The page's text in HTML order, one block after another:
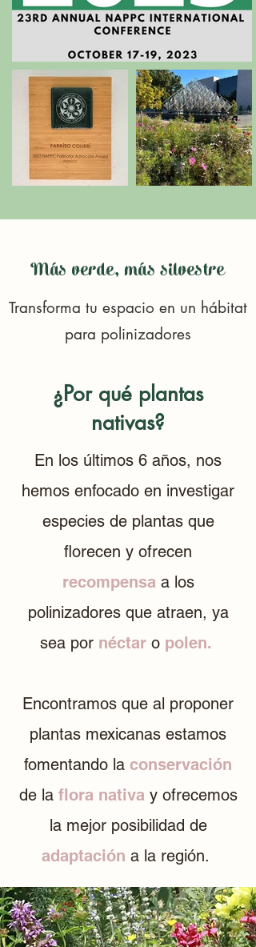
Más verde, más silvestre
Transforma tu espacio en un hábitat
para polinizadores
¿Por qué plantas
nativas?
En los últimos 6 años, nos
hemos enfocado en investigar
especies de plantas que
florecen y ofrecen
recompensaa los
polinizadores que atraen, ya
sea por néctaro polen.
Encontramos que al proponer
plantas mexicanas estamos
fomentando la conservación
de la flora nativa y ofrecemos
la mejor posibilidad de
adaptación a la región.